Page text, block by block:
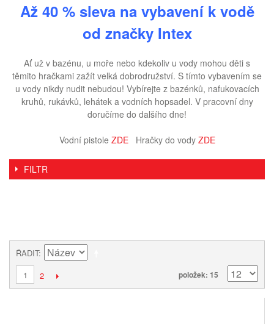
Až 40 % sleva na vybavení k vodě
od značky Intex
Ať už v bazénu, u moře nebo kdekoliv u vody mohou děti s
těmito hračkami zažít velká dobrodružství. S tímto vybavením se
u vody nikdy nudit nebudou! Vybírejte z bazénků, nafukovacích
kruhů, rukávků, lehátek a vodních hopsadel. V pracovní dny
doručíme do dalšího dne!
Vodní pistole ZDEHračky do vody ZDE
FILTR
ŘADIT
položek: 15
1 2